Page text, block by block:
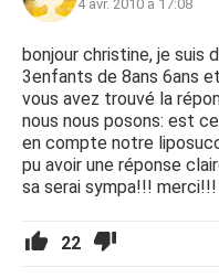
4 avr. 2010 à 17:08
bonjour christine, je suis
3enfants de 8ans 6ans
vous avez trouvé la
nous nous posons: est
en compte notre
pu avoir une réponse
sa serai sympa!!! merci!!!
22